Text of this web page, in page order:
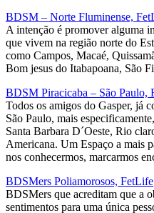
BDSM – Norte Fluminense,
A intenção é promover alguma
que vivem na região norte do
como Campos, Macaé,
Bom jesus do Itabapoana, São
BDSM Piracicaba – São Paulo,
Todos os amigos do Gasper, já
São Paulo, mais
Santa Barbara D´Oeste, Rio
Americana. Um Espaço a mais
nos conhecermos, marcarmos
BDSMers Poliamorosos, FetLife
BDSMers que acreditam que a
sentimentos para uma única